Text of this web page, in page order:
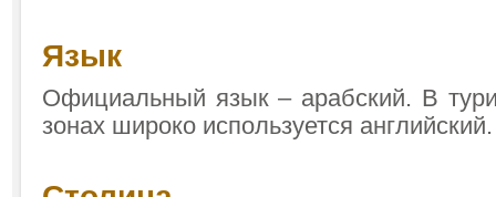
Язык
Официальный язык – арабский. В
зонах широко используется английский.